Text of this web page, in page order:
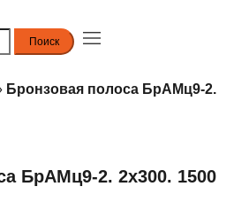
Бронзовая полоса БрАМц9-2.
БрАМц9-2. 2х300. 1500